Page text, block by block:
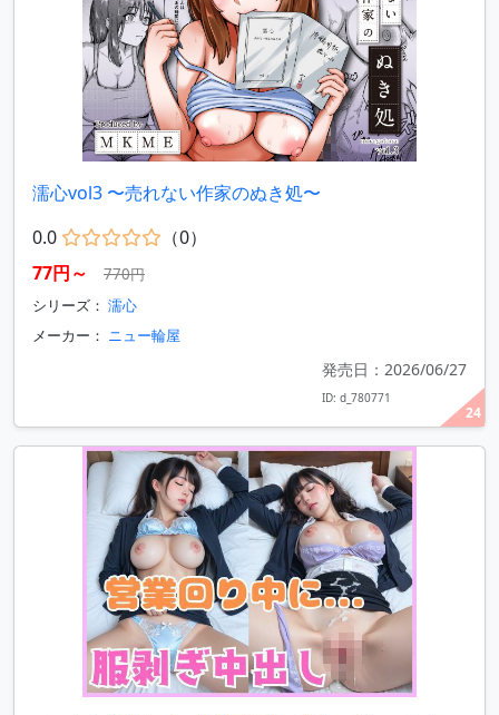
24
濡心vol3 〜売れない作家のぬき処〜
0.0
（0）
77円～
770円
シリーズ： 濡心
メーカー： ニュー輪屋
発売日：2026/06/27
ID: d_780771